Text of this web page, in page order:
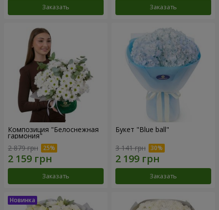
Заказать Заказать
Композиция "Белоснежная
гармония"
2 879 грн
Заказать
Букет "Blue ball"
3 141 грн
Заказать